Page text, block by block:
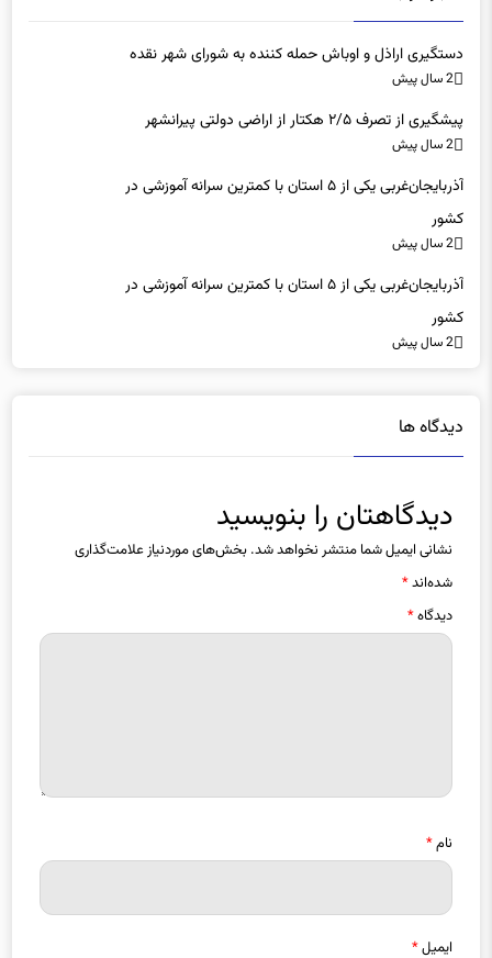
دستگیری اراذل و اوباش حمله کننده به شورای شهر نقده
پیشگیری از تصرف ۲/۵ هکتار از اراضی دولتی پیرانشهر
2 سال پیش
کشور
2 سال پیش
کشور
2 سال پیش
نشانی ایمیل شما منتشر نخواهد شد.بخش‌های موردنیاز علامت‌گذاری
شده‌اند*
دیدگاه*
ایمیل*